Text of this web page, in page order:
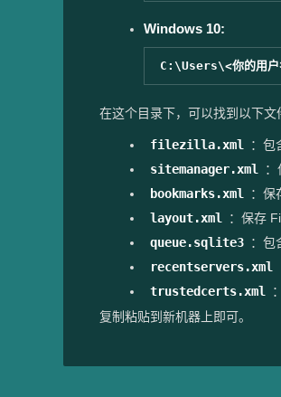
Windows 10:
在这个目录下，可以找到以下文
filezilla.xml
：包
sitemanager.xml
bookmarks.xml
：保
layout.xml
：保存
queue.sqlite3 ：包
recentservers.xml
trustedcerts.xml
复制粘贴到新机器上即可。